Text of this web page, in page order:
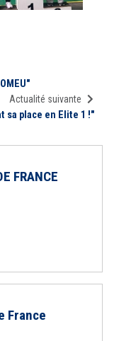
Actualité suivante
place en Elite 1 !"
FRANCE
France